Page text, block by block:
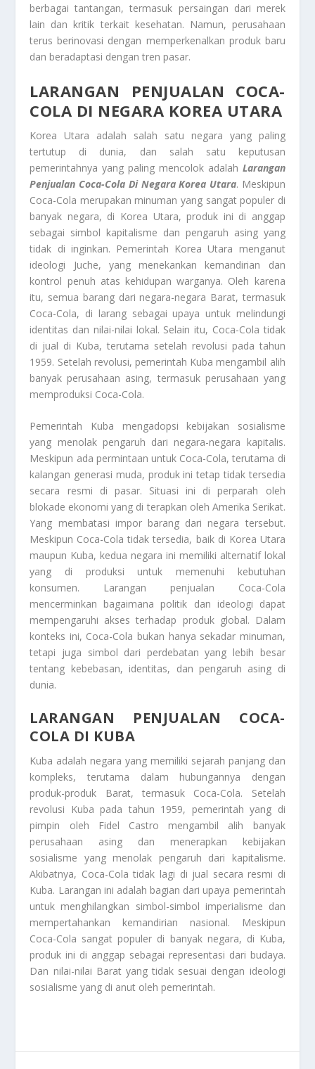
berbagai tantangan, termasuk persaingan dari merek
lain dan kritik terkait kesehatan. Namun, perusahaan
terus berinovasi dengan memperkenalkan produk baru
dan beradaptasi dengan tren pasar.
LARANGAN PENJUALAN COCA-
COLA DI NEGARA KOREA UTARA
Korea Utara adalah salah satu negara yang paling
tertutup di dunia, dan salah satu keputusan
pemerintahnya yang paling mencolok adalah Larangan
Penjualan Coca-Cola Di Negara Korea Utara. Meskipun
Coca-Cola merupakan minuman yang sangat populer di
banyak negara, di Korea Utara, produk ini di anggap
sebagai simbol kapitalisme dan pengaruh asing yang
tidak di inginkan. Pemerintah Korea Utara menganut
ideologi Juche, yang menekankan kemandirian dan
kontrol penuh atas kehidupan warganya. Oleh karena
itu, semua barang dari negara-negara Barat, termasuk
Coca-Cola, di larang sebagai upaya untuk melindungi
identitas dan nilai-nilai lokal. Selain itu, Coca-Cola tidak
di jual di Kuba, terutama setelah revolusi pada tahun
1959. Setelah revolusi, pemerintah Kuba mengambil alih
banyak perusahaan asing, termasuk perusahaan yang
memproduksi Coca-Cola.
Pemerintah Kuba mengadopsi kebijakan sosialisme
yang menolak pengaruh dari negara-negara kapitalis.
Meskipun ada permintaan untuk Coca-Cola, terutama di
kalangan generasi muda, produk ini tetap tidak tersedia
secara resmi di pasar. Situasi ini di perparah oleh
blokade ekonomi yang di terapkan oleh Amerika Serikat.
Yang membatasi impor barang dari negara tersebut.
Meskipun Coca-Cola tidak tersedia, baik di Korea Utara
maupun Kuba, kedua negara ini memiliki alternatif lokal
yang di produksi untuk memenuhi kebutuhan
konsumen. Larangan penjualan Coca-Cola
mencerminkan bagaimana politik dan ideologi dapat
mempengaruhi akses terhadap produk global. Dalam
konteks ini, Coca-Cola bukan hanya sekadar minuman,
tetapi juga simbol dari perdebatan yang lebih besar
tentang kebebasan, identitas, dan pengaruh asing di
dunia.
LARANGAN PENJUALAN COCA-
COLA DI KUBA
Kuba adalah negara yang memiliki sejarah panjang dan
kompleks, terutama dalam hubungannya dengan
produk-produk Barat, termasuk Coca-Cola. Setelah
revolusi Kuba pada tahun 1959, pemerintah yang di
pimpin oleh Fidel Castro mengambil alih banyak
perusahaan asing dan menerapkan kebijakan
sosialisme yang menolak pengaruh dari kapitalisme.
Akibatnya, Coca-Cola tidak lagi di jual secara resmi di
Kuba. Larangan ini adalah bagian dari upaya pemerintah
untuk menghilangkan simbol-simbol imperialisme dan
mempertahankan kemandirian nasional. Meskipun
Coca-Cola sangat populer di banyak negara, di Kuba,
produk ini di anggap sebagai representasi dari budaya.
Dan nilai-nilai Barat yang tidak sesuai dengan ideologi
sosialisme yang di anut oleh pemerintah.